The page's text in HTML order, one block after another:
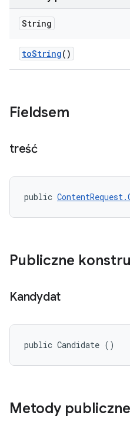
String
toString()
Fieldsem
treść
public
Publiczne
Kandydat
public Candidate ()
Metody publiczne